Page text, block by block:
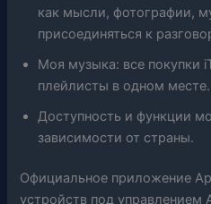
как мысли, фотографии,
присоединяться к
Моя музыка: все покупки
плейлисты в одном месте.
Доступность и функции
зависимости от страны.
Официальное приложение
устройств под управлением